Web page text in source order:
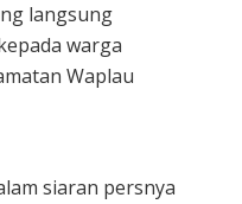
langsung
warga
Waplau
siaran persnya